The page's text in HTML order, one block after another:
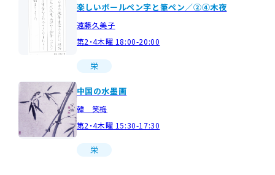
楽しいボールペン字と筆ペン／②④木夜
遠藤久美子
第2・4木曜 18:00-20:00
栄
中国の水墨画
韓 笑梅
第2・4木曜 15:30-17:30
栄